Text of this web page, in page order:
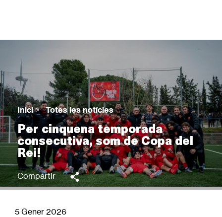
top
Fil
d'Ariadna
Inici > Totes les notícies
Per cinquena temporada
consecutiva, som de Copa del
Rei!
Compartir
5 Gener 2026